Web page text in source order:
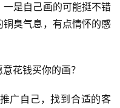
是自己画的可能挺不错
臭气息，有点情怀的感
花钱买你的画？
广自己，找到合适的客